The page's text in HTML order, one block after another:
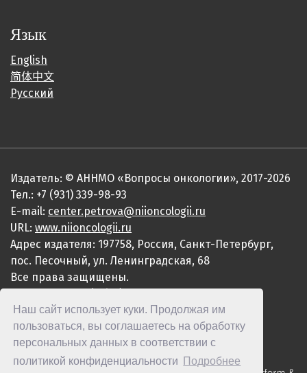
Наш сайт использует куки. Продолжая им
пользоваться, вы соглашаетесь на обработку
персональных данных в соответствии с
политикой конфиденциальности
Подробнее
Язык
English
简体中文
Русский
Издатель: © АННМО «Вопросы онкологии», 2017-2026
Тел.: +7 (931) 339-98-93
E-mail: center.petrova@niioncologii.ru
URL: www.niioncologii.ru
Адрес издателя: 197758, Россия, Санкт-Петербург,
пос. Песочный, ул. Ленинградская, 68
Все права защищены.
ISSN 2949-4915 (Online)